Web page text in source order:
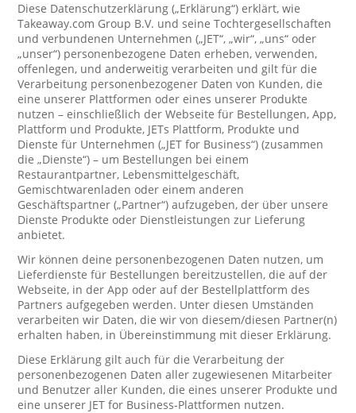
Diese Datenschutzerklärung („Erklärung“) erklärt, wie
Takeaway.com Group B.V. und seine Tochtergesellschaften
und verbundenen Unternehmen („JET“, „wir“, „uns“ oder
„unser“) personenbezogene Daten erheben, verwenden,
offenlegen, und anderweitig verarbeiten und gilt für die
Verarbeitung personenbezogener Daten von Kunden, die
eine unserer Plattformen oder eines unserer Produkte
nutzen – einschließlich der Webseite für Bestellungen, App,
Plattform und Produkte, JETs Plattform, Produkte und
Dienste für Unternehmen („JET for Business“) (zusammen
die „Dienste“) – um Bestellungen bei einem
Restaurantpartner, Lebensmittelgeschäft,
Gemischtwarenladen oder einem anderen
Geschäftspartner („Partner“) aufzugeben, der über unsere
Dienste Produkte oder Dienstleistungen zur Lieferung
anbietet.
Wir können deine personenbezogenen Daten nutzen, um
Lieferdienste für Bestellungen bereitzustellen, die auf der
Webseite, in der App oder auf der Bestellplattform des
Partners aufgegeben werden. Unter diesen Umständen
verarbeiten wir Daten, die wir von diesem/diesen Partner(n)
erhalten haben, in Übereinstimmung mit dieser Erklärung.
Diese Erklärung gilt auch für die Verarbeitung der
personenbezogenen Daten aller zugewiesenen Mitarbeiter
und Benutzer aller Kunden, die eines unserer Produkte und
eine unserer JET for Business-Plattformen nutzen.